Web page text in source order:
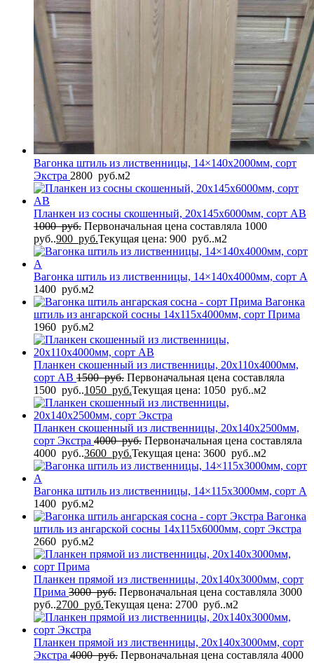
Вагонка штиль из лиственницы, 14×140x2000мм, сорт
Экстра 2800 руб.м2
Планкен из сосны скошенный, 20x145x6000мм, сорт AB
1000руб. Первоначальная цена составляла 1000
руб..900 руб.Текущая цена: 900 руб..м2
Вагонка штиль из лиственницы, 14×140x4000мм, сорт A
1400 руб.м2
Вагонка
штиль из ангарской сосны 14x115x4000мм, сорт Прима
1960 руб.м2
Планкен скошенный из лиственницы, 20x110x4000мм,
сорт AB 1500руб. Первоначальная цена составляла
1500 руб..1050 руб.Текущая цена: 1050 руб..м2
Планкен скошенный из лиственницы, 20x140x2500мм,
сорт Экстра 4000руб. Первоначальная цена составляла
4000 руб..3600 руб.Текущая цена: 3600 руб..м2
Вагонка штиль из лиственницы, 14×115x3000мм, сорт A
1400 руб.м2
Вагонка
штиль из ангарской сосны 14x115x6000мм, сорт Экстра
2660 руб.м2
Планкен прямой из лиственницы, 20x140x3000мм, сорт
Прима 3000руб. Первоначальная цена составляла 3000
руб..2700 руб.Текущая цена: 2700 руб..м2
Планкен прямой из лиственницы, 20x140x3000мм, сорт
Экстра 4000руб. Первоначальная цена составляла 4000